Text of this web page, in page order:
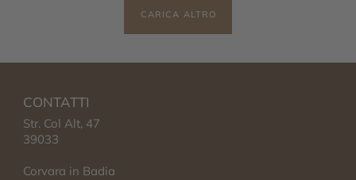
CARICA ALTRO
CONTATTI
Str. Col Alt, 47
39033
Corvara in Badia